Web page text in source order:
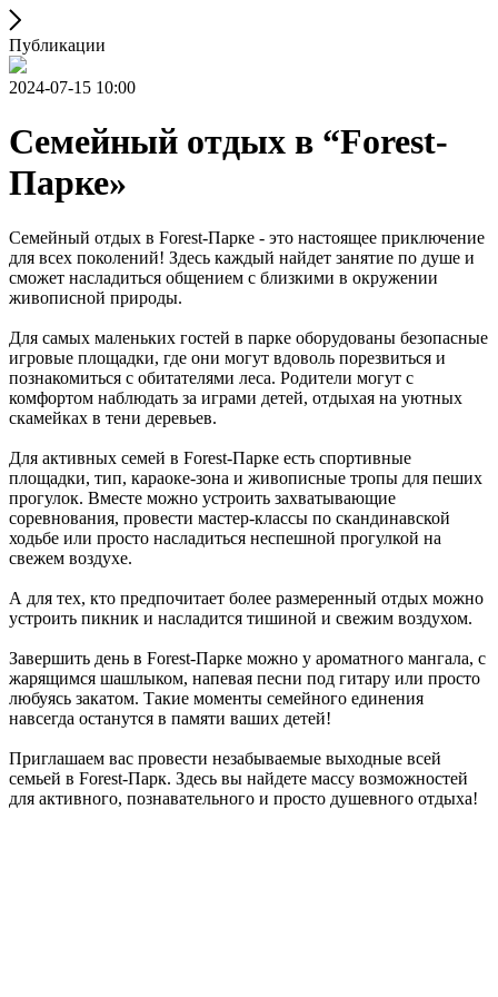
Публикации
2024-07-15 10:00
Семейный отдых в “Forest-
Парке»
Семейный отдых в Forest-Парке - это настоящее приключение
для всех поколений! Здесь каждый найдет занятие по душе и
сможет насладиться общением с близкими в окружении
живописной природы.
Для самых маленьких гостей в парке оборудованы безопасные
игровые площадки, где они могут вдоволь порезвиться и
познакомиться с обитателями леса. Родители могут с
комфортом наблюдать за играми детей, отдыхая на уютных
скамейках в тени деревьев.
Для активных семей в Forest-Парке есть спортивные
площадки, тип, караоке-зона и живописные тропы для пеших
прогулок. Вместе можно устроить захватывающие
соревнования, провести мастер-классы по скандинавской
ходьбе или просто насладиться неспешной прогулкой на
свежем воздухе.
А для тех, кто предпочитает более размеренный отдых можно
устроить пикник и насладится тишиной и свежим воздухом.
Завершить день в Forest-Парке можно у ароматного мангала, с
жарящимся шашлыком, напевая песни под гитару или просто
любуясь закатом. Такие моменты семейного единения
навсегда останутся в памяти ваших детей!
Приглашаем вас провести незабываемые выходные всей
семьей в Forest-Парк. Здесь вы найдете массу возможностей
для активного, познавательного и просто душевного отдыха!